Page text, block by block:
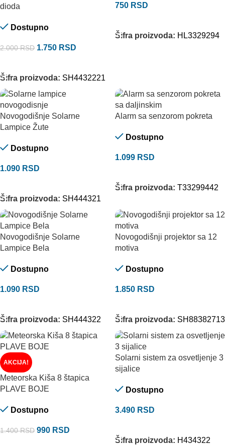
dioda
Dostupno
2.000RSD 1.750 RSD
Šifra proizvoda: SH4432221
750 RSD
Šifra proizvoda: HL3329294
Novogodišnje Solarne
Lampice Žute
Dostupno
1.090 RSD
Šifra proizvoda: SH444321
Alarm sa senzorom pokreta
Dostupno
1.099 RSD
Šifra proizvoda: T33299442
Novogodišnje Solarne
Lampice Bela
Dostupno
1.090 RSD
Šifra proizvoda: SH444322
Novogodišnji projektor sa 12
motiva
Dostupno
1.850 RSD
Šifra proizvoda: SH88382713
AKCIJA!
Meteorska Kiša 8 štapica
PLAVE BOJE
Dostupno
1.400RSD 990 RSD
Solarni sistem za osvetljenje 3
sijalice
Dostupno
3.490 RSD
Šifra proizvoda: H434322